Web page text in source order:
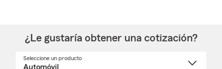
¿Le gustaría obtener una cotización?
Seleccione un producto